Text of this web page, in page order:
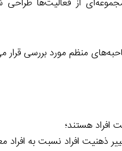
از فعالیت‌ها
منظم مورد بررسی قرار
افراد هستند؛
ذهنیت افراد نسبت به افراد